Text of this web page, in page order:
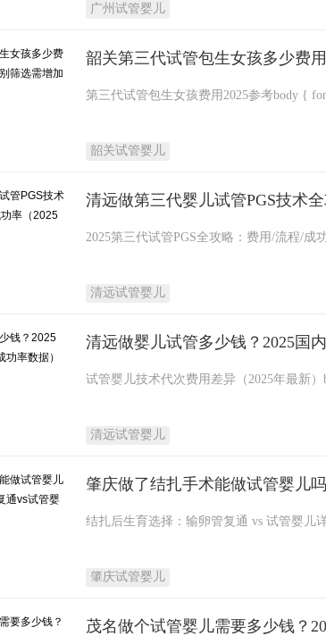
广州试管婴儿
韶关第三代试管包生女孩多少费
韶关试管婴儿
清远做第三代婴儿试管PGS技术
清远试管婴儿
清远做婴儿试管多少钱？2025国
清远试管婴儿
肇庆做了结扎手术能做试管婴儿
肇庆试管婴儿
茂名做个试管婴儿需要多少钱？